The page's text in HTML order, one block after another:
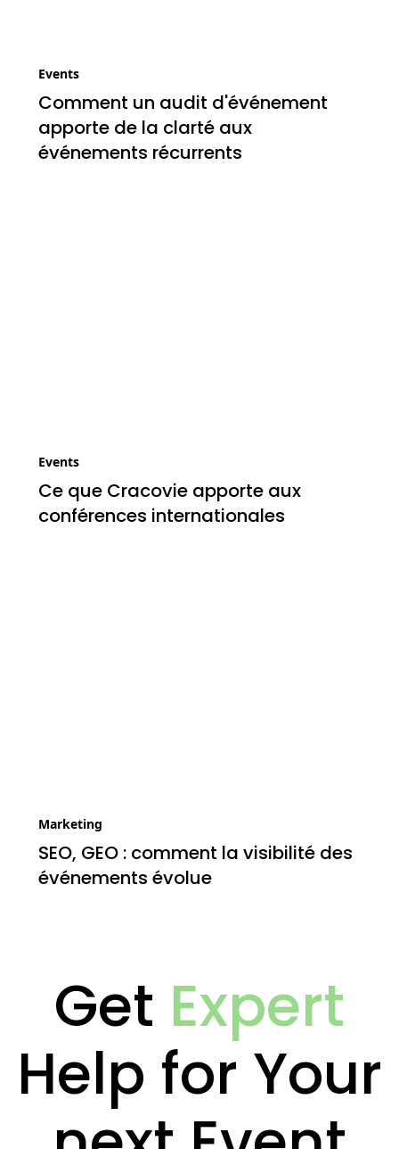
Events
Comment un audit d'événement
apporte de la clarté aux
événements récurrents
Events
Ce que Cracovie apporte aux
conférences internationales
Marketing
SEO, GEO : comment la visibilité des
événements évolue
Get Expert
Help for Your